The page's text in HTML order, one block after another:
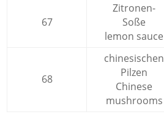
67
Zitronen-
Soße
lemon sauce
68
chinesischen
Pilzen
Chinese
mushrooms